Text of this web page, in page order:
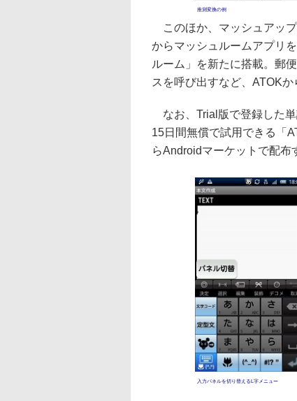
推測変換の例
このほか、マッシュアッ
からマッシュルームアプリ
ルーム」を新たに搭載。郵
スを呼び出すなど、ATOK
なお、Trial版で登録した単
15日間無償で試用できる「
らAndroidマーケットで配布
入力パネルを切り替えるL字メニュー